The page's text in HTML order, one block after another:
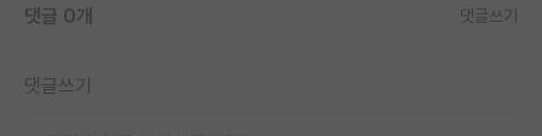
댓글 0개 댓글쓰기
댓글쓰기